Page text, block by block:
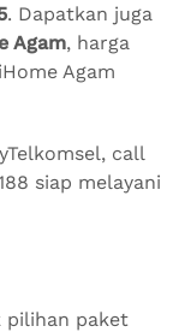
. Dapatkan juga
Agam, harga
Agam
call
siap melayani
pilihan paket